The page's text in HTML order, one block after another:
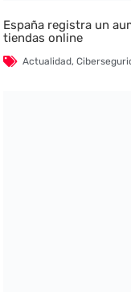
España registra un
tiendas online
Actualidad,